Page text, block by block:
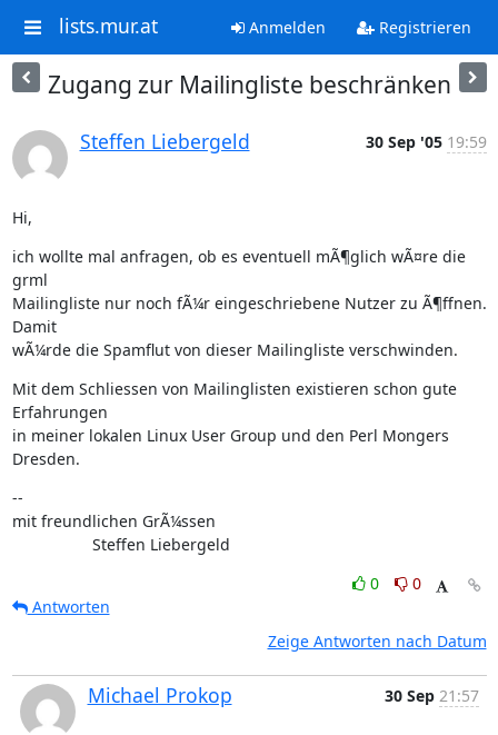
lists.mur.at Anmelden Registrieren
Zugang zur Mailingliste beschränken
Steffen Liebergeld 30 Sep '05 19:59
Hi,
ich wollte mal anfragen, ob es eventuell mÃ¶glich wÃ¤re die
grml
Mailingliste nur noch fÃ¼r eingeschriebene Nutzer zu Ã¶ffnen.
Damit
wÃ¼rde die Spamflut von dieser Mailingliste verschwinden.
Mit dem Schliessen von Mailinglisten existieren schon gute
Erfahrungen
in meiner lokalen Linux User Group und den Perl Mongers
Dresden.
--
mit freundlichen GrÃ¼ssen
                  Steffen Liebergeld
0
0
Antworten
Zeige Antworten nach Datum
Michael Prokop 30 Sep 21:57